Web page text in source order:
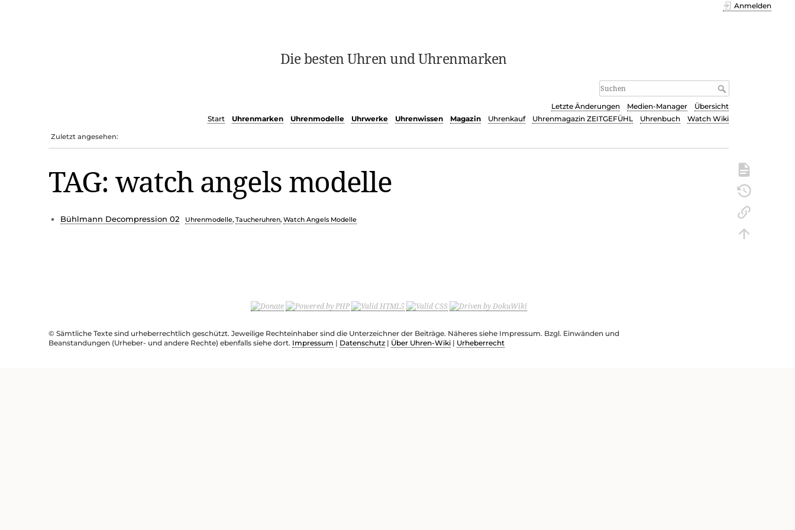
Die besten Uhren und Uhrenmarken
Anmelden
Letzte Änderungen Medien-Manager
Übersicht
Start
Uhrenmarken Uhrenmodelle Uhrwerke Uhrenwissen Magazin Uhrenkauf Uhrenmagazin ZEITGEFÜHL Uhrenbuch Watch Wiki
Zuletzt angesehen:
TAG: watch angels modelle
Bühlmann Decompression 02 Uhrenmodelle, Taucheruhren, Watch Angels Modelle
© Sämtliche Texte sind urheberrechtlich geschützt. Jeweilige Rechteinhaber sind die Unterzeichner der Beiträge. Näheres siehe Impressum. Bzgl. Einwänden und
Beanstandungen (Urheber- und andere Rechte) ebenfalls siehe dort. Impressum | Datenschutz | Über Uhren-Wiki | Urheberrecht